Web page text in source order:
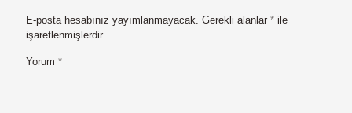
E-posta hesabınız yayımlanmayacak. Gerekli alanlar * ile
işaretlenmişlerdir
Yorum *